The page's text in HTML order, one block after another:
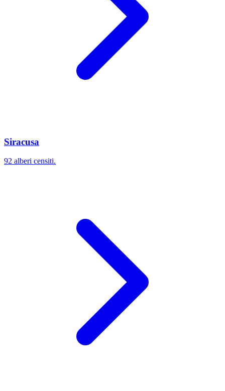
Siracusa
92 alberi censiti.